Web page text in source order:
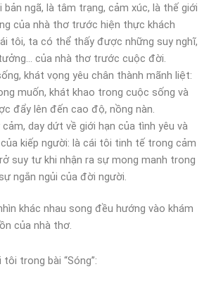
bản ngã, là tâm trạng, cảm xúc, là thế giới
của nhà thơ trước hiện thực khách
tôi, ta có thể thấy được những suy nghĩ,
của nhà thơ trước cuộc đời.
khát vọng yêu chân thành mãnh liệt:
muốn, khát khao trong cuộc sống và
đẩy lên đến cao độ, nồng nàn.
day dứt về giới hạn của tình yêu và
kiếp người: là cái tôi tinh tế trong cảm
suy tư khi nhận ra sự mong manh trong
ngắn ngủi của đời người.
khác nhau song đều hướng vào khám
của nhà thơ.
trong bài “Sóng”: